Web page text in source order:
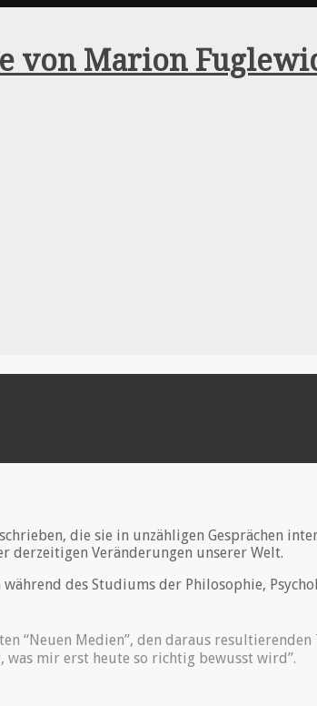
die sie in unzähligen Gesprächen
derzeitigen Veränderungen unserer Welt.
des Studiums der Philosophie,
“Neuen Medien”, den daraus
was mir erst heute so richtig bewusst wird”.